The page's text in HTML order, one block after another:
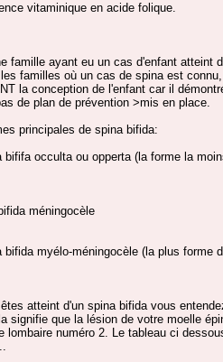
vitaminique en acide folique.
famille ayant eu un cas d'enfant atteint
familles où un cas de spina est
la conception de l'enfant car il
de plan de prévention >mis en place.
principales de spina bifida:
bififa occulta ou opperta (la forme la
méningocèle
bifida myélo-méningocèle (la plus
atteint d'un spina bifida vous
signifie que la lésion de votre moelle
lombaire numéro 2. Le tableau ci